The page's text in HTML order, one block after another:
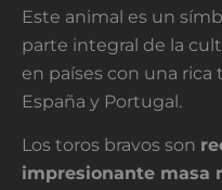
Este animal es un
parte integral de la
en países con una
España y Portugal.
Los toros bravos son
impresionante masa